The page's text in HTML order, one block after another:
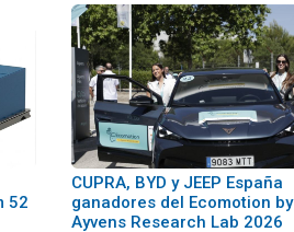
52
CUPRA, BYD y JEEP España
ganadores del Ecomotion by
Ayvens Research Lab 2026